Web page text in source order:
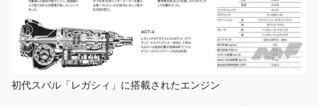
初代スバル「レガシィ」に搭載されたエンジン